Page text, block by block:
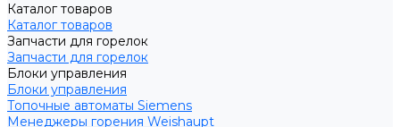
Каталог товаров
Каталог товаров
Запчасти для горелок
Запчасти для горелок
Блоки управления
Блоки управления
Топочные автоматы Siemens
Менеджеры горения Weishaupt